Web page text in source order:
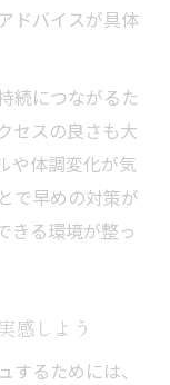
ドバイスが具体
続につながるた
セスの良さも大
や体調変化が気
で早めの対策が
きる環境が整っ
感しよう
るためには、